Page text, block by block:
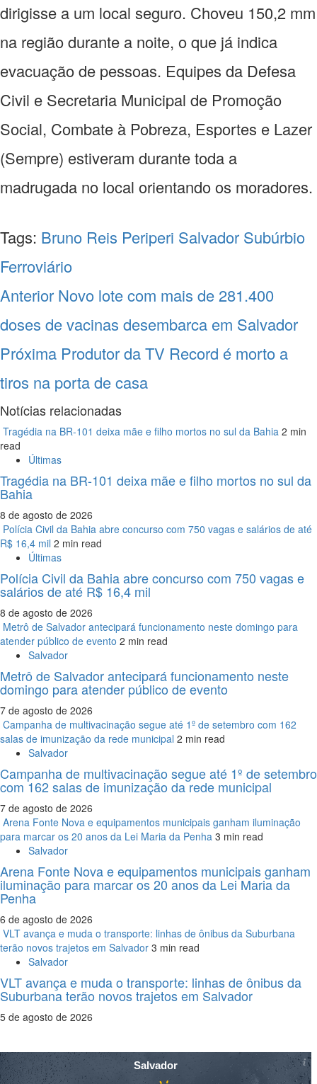
dirigisse a um local seguro. Choveu 150,2 mm
na região durante a noite, o que já indica
evacuação de pessoas. Equipes da Defesa
Civil e Secretaria Municipal de Promoção
Social, Combate à Pobreza, Esportes e Lazer
(Sempre) estiveram durante toda a
madrugada no local orientando os moradores.
Tags: Bruno Reis Periperi Salvador Subúrbio
Ferroviário
Navegação
entre
notícias
Anterior Novo lote com mais de 281.400
doses de vacinas desembarca em Salvador
Próxima Produtor da TV Record é morto a
tiros na porta de casa
Notícias relacionadas
Tragédia na BR-101 deixa mãe e filho mortos no sul da Bahia 2 min
read
Últimas
Tragédia na BR-101 deixa mãe e filho mortos no sul da
Bahia
8 de agosto de 2026
Polícia Civil da Bahia abre concurso com 750 vagas e salários de até
R$ 16,4 mil 2 min read
Últimas
Polícia Civil da Bahia abre concurso com 750 vagas e
salários de até R$ 16,4 mil
8 de agosto de 2026
Metrô de Salvador antecipará funcionamento neste domingo para
atender público de evento 2 min read
Salvador
Metrô de Salvador antecipará funcionamento neste
domingo para atender público de evento
7 de agosto de 2026
Campanha de multivacinação segue até 1º de setembro com 162
salas de imunização da rede municipal 2 min read
Salvador
Campanha de multivacinação segue até 1º de setembro
com 162 salas de imunização da rede municipal
7 de agosto de 2026
Arena Fonte Nova e equipamentos municipais ganham iluminação
para marcar os 20 anos da Lei Maria da Penha 3 min read
Salvador
Arena Fonte Nova e equipamentos municipais ganham
iluminação para marcar os 20 anos da Lei Maria da
Penha
6 de agosto de 2026
VLT avança e muda o transporte: linhas de ônibus da Suburbana
terão novos trajetos em Salvador 3 min read
Salvador
VLT avança e muda o transporte: linhas de ônibus da
Suburbana terão novos trajetos em Salvador
5 de agosto de 2026
Salvador